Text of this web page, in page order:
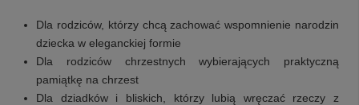
Dla rodziców, którzy chcą zachować wspomnienie narodzin
dziecka w eleganckiej formie
Dla rodziców chrzestnych wybierających praktyczną
pamiątkę na chrzest
Dla dziadków i bliskich, którzy lubią wręczać rzeczy z